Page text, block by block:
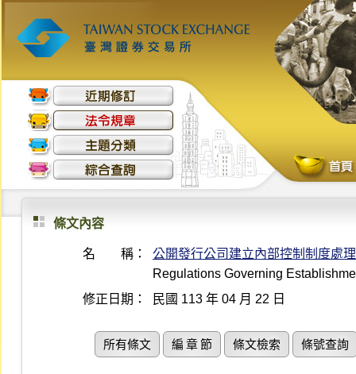
條文內容
名 稱：
公開發行公司建立內部控制制度處
Regulations Governing
修正日期：
民國 113 年 04 月 22 日
所有條文 編 章 節 條文檢索 條號查詢